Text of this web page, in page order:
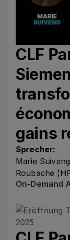
CLF
gains
Sprecher:
Marie
Roubache
On-Demand